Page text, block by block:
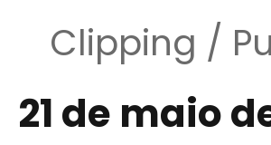
Clipping /
21 de maio